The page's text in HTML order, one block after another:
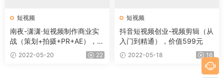
短视频
南夜-潇潇·短视频制作商业实
战（策划+拍摄+PR+AE），价
值3699元
2022-05-20 22
短视频
抖音短视频创业-视频剪辑（从
入门到精通），价值599元
2022-05-18 16